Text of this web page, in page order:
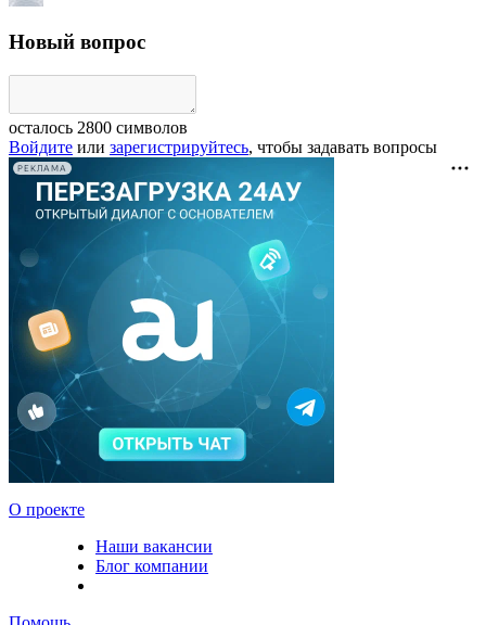
Новый вопрос
осталось 2800 символов
Войдите или зарегистрируйтесь, чтобы задавать вопросы
РЕКЛАМА
О проекте
Наши вакансии
Блог компании